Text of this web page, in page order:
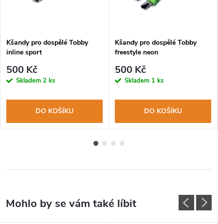
Kšandy pro dospělé Tobby
inline sport
500 Kč
Skladem 2 ks
DO KOŠÍKU
Kšandy pro dospělé Tobby
freestyle neon
500 Kč
Skladem 1 ks
DO KOŠÍKU